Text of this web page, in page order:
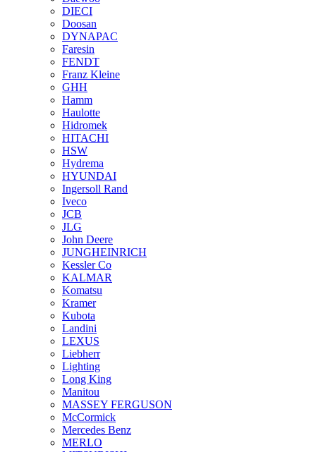
DIECI
Doosan
DYNAPAC
Faresin
FENDT
Franz Kleine
GHH
Hamm
Haulotte
Hidromek
HITACHI
HSW
Hydrema
HYUNDAI
Ingersoll Rand
Iveco
JCB
JLG
John Deere
JUNGHEINRICH
Kessler Co
KALMAR
Komatsu
Kramer
Kubota
Landini
LEXUS
Liebherr
Lighting
Long King
Manitou
MASSEY FERGUSON
McCormick
Mercedes Benz
MERLO